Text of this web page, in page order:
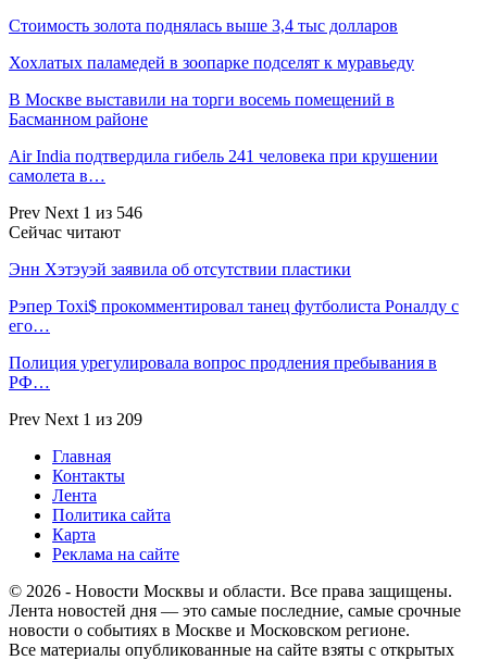
Стоимость золота поднялась выше 3,4 тыс долларов
Хохлатых паламедей в зоопарке подселят к муравьеду
В Москве выставили на торги восемь помещений в
Басманном районе
Air India подтвердила гибель 241 человека при крушении
самолета в…
Prev Next 1 из 546
Сейчас читают
Энн Хэтэуэй заявила об отсутствии пластики
Рэпер Toxi$ прокомментировал танец футболиста Роналду с
его…
Полиция урегулировала вопрос продления пребывания в
РФ…
Prev Next 1 из 209
Главная
Контакты
Лента
Политика сайта
Карта
Реклама на сайте
© 2026 - Новости Москвы и области. Все права защищены.
Лента новостей дня — это самые последние, самые срочные
новости о событиях в Москве и Московском регионе.
Все материалы опубликованные на сайте взяты с открытых